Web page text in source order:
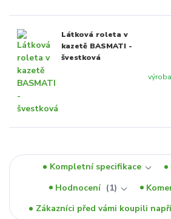
Látková roleta v
kazetě BASMATI -
švestková
Kompletní specifikace
Hodnocení
1
Zákazníci před vámi koupili